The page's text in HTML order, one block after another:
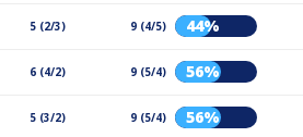
5 (2/3) 9 (4/5) 44%
6 (4/2) 9 (5/4) 56%
5 (3/2) 9 (5/4) 56%